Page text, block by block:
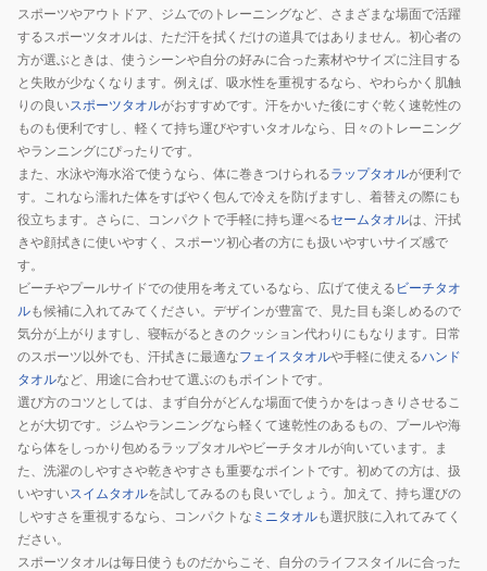
スポーツやアウトドア、ジムでのトレーニングなど、さまざまな場面で活躍
するスポーツタオルは、ただ汗を拭くだけの道具ではありません。初心者の
方が選ぶときは、使うシーンや自分の好みに合った素材やサイズに注目する
と失敗が少なくなります。例えば、吸水性を重視するなら、やわらかく肌触
りの良いスポーツタオルがおすすめです。汗をかいた後にすぐ乾く速乾性の
ものも便利ですし、軽くて持ち運びやすいタオルなら、日々のトレーニング
やランニングにぴったりです。
また、水泳や海水浴で使うなら、体に巻きつけられるラップタオルが便利で
す。これなら濡れた体をすばやく包んで冷えを防げますし、着替えの際にも
役立ちます。さらに、コンパクトで手軽に持ち運べるセームタオルは、汗拭
きや顔拭きに使いやすく、スポーツ初心者の方にも扱いやすいサイズ感で
す。
ビーチやプールサイドでの使用を考えているなら、広げて使える ビーチタオ
ルも候補に入れてみてください。デザインが豊富で、見た目も楽しめるので
気分が上がりますし、寝転がるときのクッション代わりにもなります。日常
のスポーツ以外でも、汗拭きに最適なフェイスタオルや手軽に使えるハンド
タオルなど、用途に合わせて選ぶのもポイントです。
選び方のコツとしては、まず自分がどんな場面で使うかをはっきりさせるこ
とが大切です。ジムやランニングなら軽くて速乾性のあるもの、プールや海
なら体をしっかり包めるラップタオルやビーチタオルが向いています。ま
た、洗濯のしやすさや乾きやすさも重要なポイントです。初めての方は、扱
いやすいスイムタオルを試してみるのも良いでしょう。加えて、持ち運びの
しやすさを重視するなら、コンパクトな ミニタオルも選択肢に入れてみてく
ださい。
スポーツタオルは毎日使うものだからこそ、自分のライフスタイルに合った